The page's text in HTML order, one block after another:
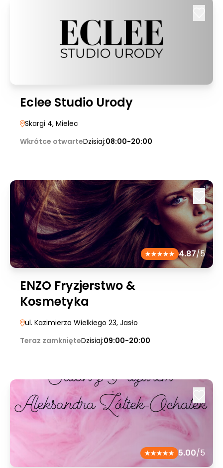
Eclee Studio Urody
Skargi 4, Mielec
Wkrótce otwarteDzisiaj:08:00-20:00
4.87/5
ENZO Fryzjerstwo &
Kosmetyka
ul. Kazimierza Wielkiego 23, Jasło
Teraz zamknięteDzisiaj:09:00-20:00
5.00/5